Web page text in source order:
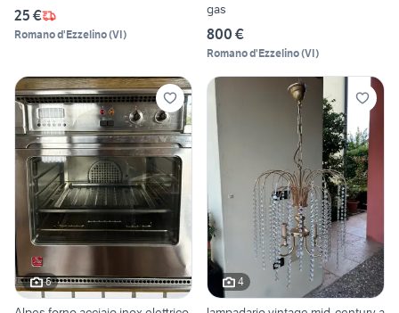
25 €
Romano d'Ezzelino(VI)
gas
800 €
Romano d'Ezzelino(VI)
6 4